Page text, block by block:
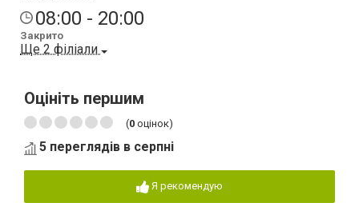
08:00 - 20:00
Закрито
Ще 2 філіали
Оцініть першим
(0 оцінок)
5 переглядів в серпні
Я рекомендую